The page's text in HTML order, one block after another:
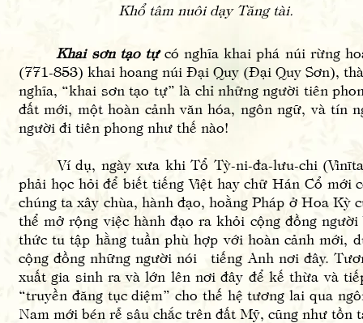
Khổ tâm nuôi dạy Tăng tài.
Khai sơn tạo tựcó nghĩa khai phá núi rừng
(771-853) khai hoang núi Đại Quy (Đại Quy Sơn),
nghĩa, “khai sơn tạo tự” là chỉ những người tiên
đất mới, một hoàn cảnh văn hóa, ngôn ngữ, và tín
người đi tiên phong như thế nào!
Ví dụ, ngày xưa khi Tổ Tỳ-ni-đa-lưu-chi
phải học hỏi để biết tiếng Việt hay chữ Hán Cổ mới
chúng ta xây chùa, hành đạo, hoằng Pháp ở Hoa
thể mở rộng việc hành đạo ra khỏi cộng đồng
thức tu tập hằng tuần phù hợp với hoàn cảnh mới,
cộng đồng những người nói tiếng Anh nơi đây.
xuất gia sinh ra và lớn lên nơi đây để kế thừa và
“truyền đăng tục diệm” cho thế hệ tương lai qua
Nam mới bén rễ sâu chắc trên đất Mỹ, cũng như